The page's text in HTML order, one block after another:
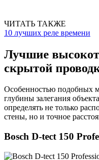
ЧИТАТЬ ТАКЖЕ
10 лучших реле времени
Лучшие
скрытой
Особенностью подобных
глубины залегания
определять не только
стены, но и точное
Bosch D-tect 150